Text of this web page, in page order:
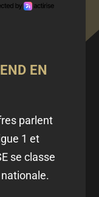
EN
parlent
1 et
se classe